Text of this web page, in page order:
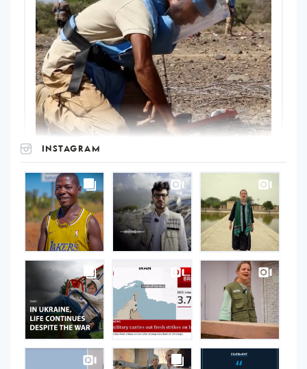
INSTAGRAM
UNOPS
on
Instagram